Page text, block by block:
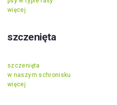
więcej
szczenięta
szczenięta
w naszym schronisku
więcej